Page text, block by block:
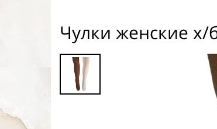
Чулки женские х/